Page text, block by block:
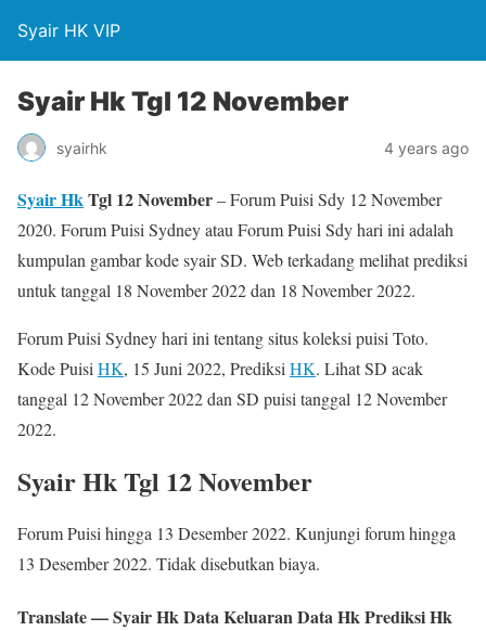
Syair HK VIP
Syair Hk Tgl 12 November
syairhk 4 years ago
Syair HkTgl 12 November– Forum Puisi Sdy 12 November
2020. Forum Puisi Sydney atau Forum Puisi Sdy hari ini adalah
kumpulan gambar kode syair SD. Web terkadang melihat prediksi
untuk tanggal 18 November 2022 dan 18 November 2022.
Forum Puisi Sydney hari ini tentang situs koleksi puisi Toto.
Kode Puisi HK, 15 Juni 2022, Prediksi HK. Lihat SD acak
tanggal 12 November 2022 dan SD puisi tanggal 12 November
2022.
Syair Hk Tgl 12 November
Forum Puisi hingga 13 Desember 2022. Kunjungi forum hingga
13 Desember 2022. Tidak disebutkan biaya.
Translate — Syair Hk Data Keluaran Data Hk Prediksi Hk